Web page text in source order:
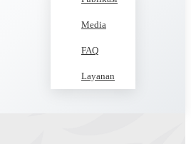
Media
FAQ
Layanan